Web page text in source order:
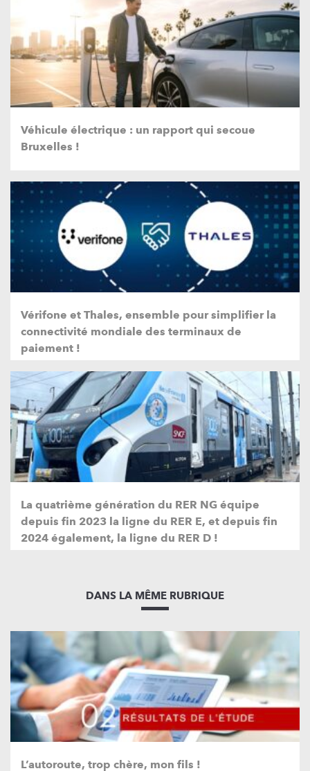
Véhicule électrique : un rapport qui secoue
Bruxelles !
Vérifone et Thales, ensemble pour simplifier la
connectivité mondiale des terminaux de
paiement !
La quatrième génération du RER NG équipe
depuis fin 2023 la ligne du RER E, et depuis fin
2024 également, la ligne du RER D !
DANS LA MÊME RUBRIQUE
L’autoroute, trop chère, mon fils !